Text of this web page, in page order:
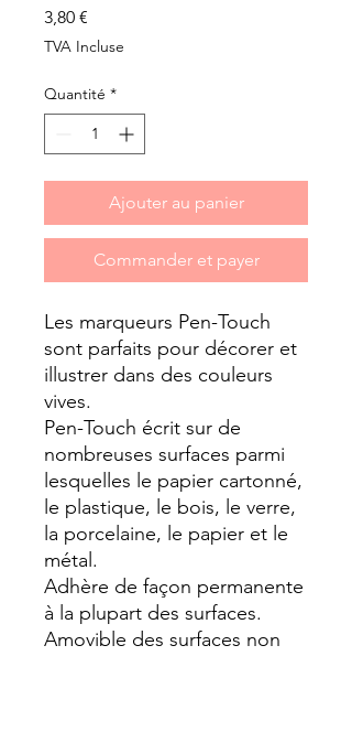
3,80 €
TVA Incluse
Quantité *
Ajouter au panier
Commander et payer
Les marqueurs Pen-Touch
sont parfaits pour décorer et
illustrer dans des couleurs
vives.
Pen-Touch écrit sur de
nombreuses surfaces parmi
lesquelles le papier cartonné,
le plastique, le bois, le verre,
la porcelaine, le papier et le
métal.
Adhère de façon permanente
à la plupart des surfaces.
Amovible des surfaces non